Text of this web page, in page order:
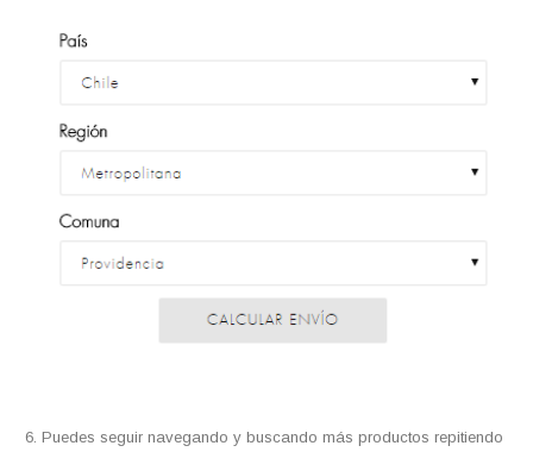
Puedes seguir navegando y buscando más productos repitiendo